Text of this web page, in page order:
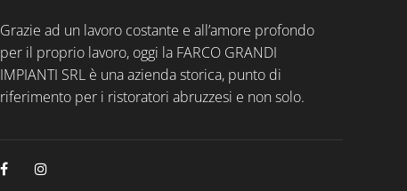
Grazie ad un lavoro costante e all’amore profondo
per il proprio lavoro, oggi la FARCO GRANDI
IMPIANTI SRL è una azienda storica, punto di
riferimento per i ristoratori abruzzesi e non solo.